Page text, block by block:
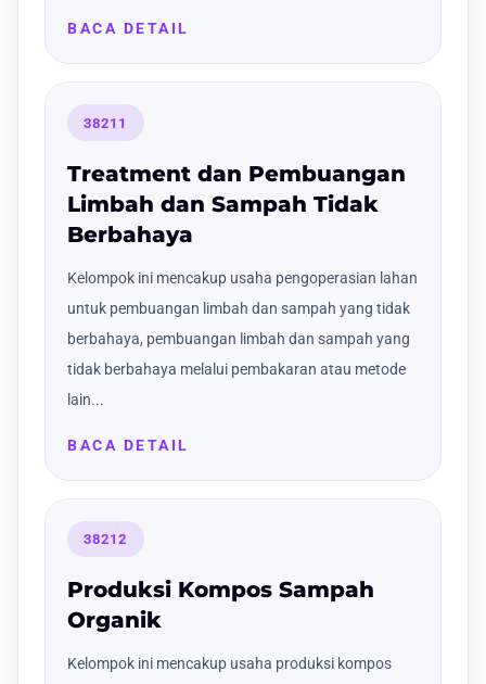
BACA DETAIL
38211
Treatment dan Pembuangan
Limbah dan Sampah Tidak
Berbahaya
Kelompok ini mencakup usaha pengoperasian lahan
untuk pembuangan limbah dan sampah yang tidak
berbahaya, pembuangan limbah dan sampah yang
tidak berbahaya melalui pembakaran atau metode
lain...
BACA DETAIL
38212
Produksi Kompos Sampah
Organik
Kelompok ini mencakup usaha produksi kompos